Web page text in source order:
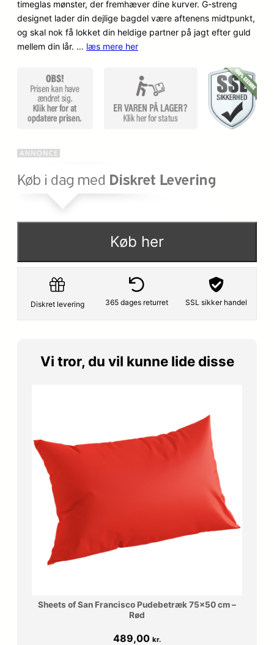
i
n
e
l
e
r
i
s
v
a
:
9
.
.
u
e
e
i
e
2
2
,
5
k
.
.
timeglas mønster, der fremhæver dine kurver. G-streng
designet lader din dejlige bagdel være aftenens midtpunkt,
og skal nok få lokket din heldige partner på jagt efter guld
mellem din lår. … læs mere her
Køb her
Diskret levering 365 dages returret SSL sikker handel
Vi tror, du vil kunne lide disse
Sheets of San Francisco Pudebetræk 75×50 cm –
Rød
489,00 kr.